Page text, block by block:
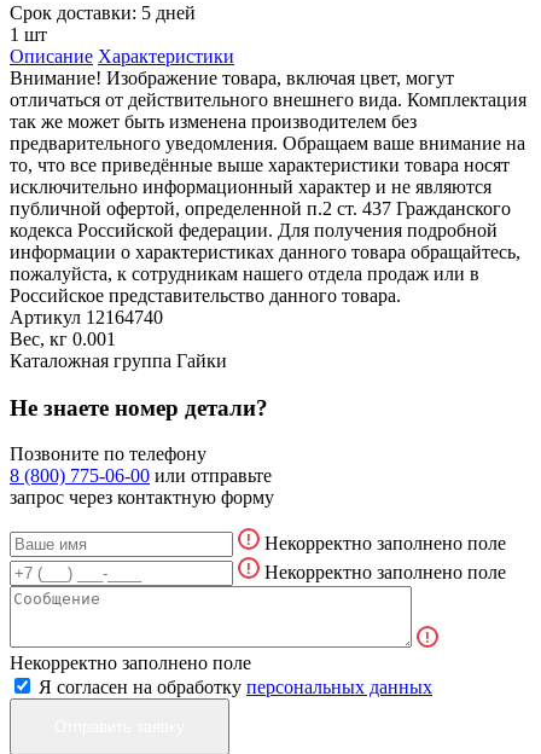
Срок доставки: 5 дней
1 шт
Описание Характеристики
Внимание! Изображение товара, включая цвет, могут
отличаться от действительного внешнего вида. Комплектация
так же может быть изменена производителем без
предварительного уведомления. Обращаем ваше внимание на
то, что все приведённые выше характеристики товара носят
исключительно информационный характер и не являются
публичной офертой, определенной п.2 ст. 437 Гражданского
кодекса Российской федерации. Для получения подробной
информации о характеристиках данного товара обращайтесь,
пожалуйста, к сотрудникам нашего отдела продаж или в
Российское представительство данного товара.
Артикул 12164740
Вес, кг 0.001
Каталожная группа Гайки
Не знаете номер детали?
Позвоните по телефону
8 (800) 775-06-00 или отправьте
запрос через контактную форму
Некорректно заполнено поле
Некорректно заполнено поле
Некорректно заполнено поле
Я согласен на обработку персональных данных